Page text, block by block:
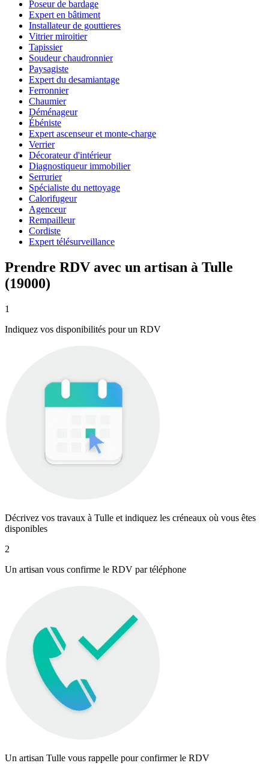
Poseur de bardage
Expert en bâtiment
Installateur de gouttieres
Vitrier miroitier
Tapissier
Soudeur chaudronnier
Paysagiste
Expert du desamiantage
Ferronnier
Chaumier
Déménageur
Ébéniste
Expert ascenseur et monte-charge
Verrier
Décorateur d'intérieur
Diagnostiqueur immobilier
Serrurier
Spécialiste du nettoyage
Calorifugeur
Agenceur
Rempailleur
Cordiste
Expert télésurveillance
Prendre RDV avec un artisan à Tulle
(19000)
1
Indiquez vos disponibilités pour un RDV
Décrivez vos travaux à Tulle et indiquez les créneaux où vous êtes
disponibles
2
Un artisan vous confirme le RDV par téléphone
Un artisan Tulle vous rappelle pour confirmer le RDV